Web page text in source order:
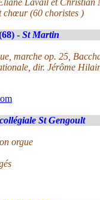
Lavail et Christian
chœur (60 choristes )
- St Martin
marche op. 25,
dir. Jérôme
collégiale St Gengoult
orgue